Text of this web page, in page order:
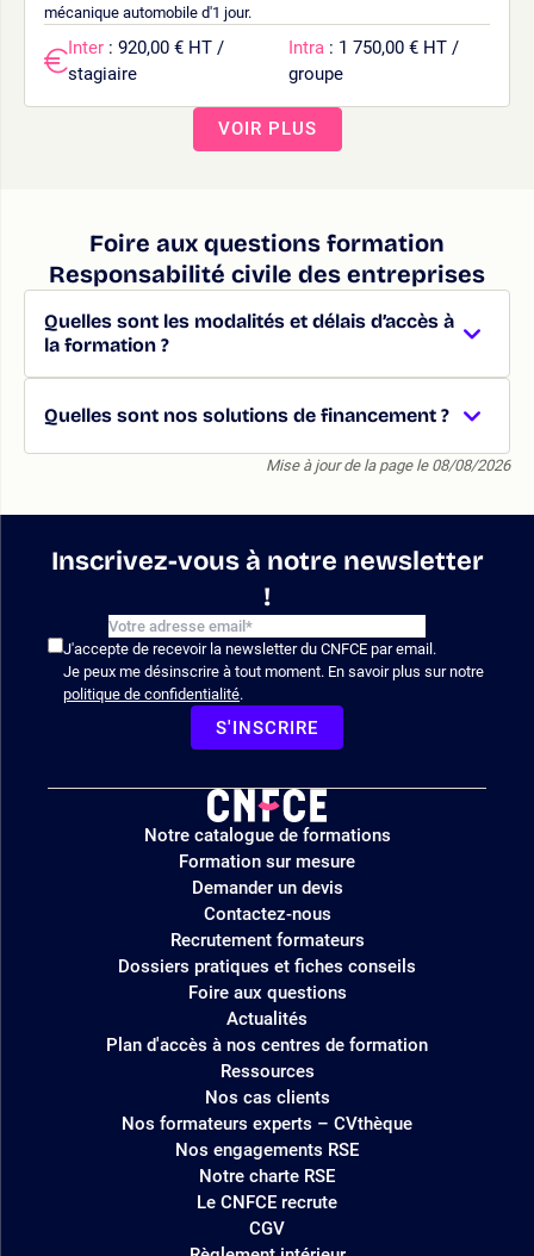
mécanique automobile d'1 jour.
Inter : 920,00 € HT /
stagiaire
Intra : 1 750,00 € HT /
groupe
VOIR PLUS
Foire aux questions formation
Responsabilité civile des entreprises
Quelles sont les modalités et délais d’accès à
la formation ?
Quelles sont nos solutions de financement ?
Mise à jour de la page le 08/08/2026
Inscrivez-vous à notre newsletter
!
J'accepte de recevoir la newsletter du CNFCE par email.
Je peux me désinscrire à tout moment. En savoir plus sur notre
politique de confidentialité.
S'INSCRIRE
Logo
site
Notre catalogue de formations
Formation sur mesure
Demander un devis
Contactez-nous
Recrutement formateurs
Dossiers pratiques et fiches conseils
Foire aux questions
Actualités
Plan d'accès à nos centres de formation
Ressources
Nos cas clients
Nos formateurs experts – CVthèque
Nos engagements RSE
Notre charte RSE
Le CNFCE recrute
CGV